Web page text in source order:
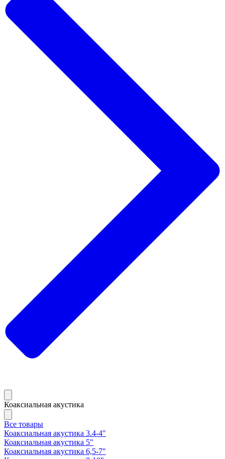
Коаксиальная акустика
Все товары
Коаксиальная акустика 3.4-4"
Коаксиальная акустика 5"
Коаксиальная акустика 6,5-7"